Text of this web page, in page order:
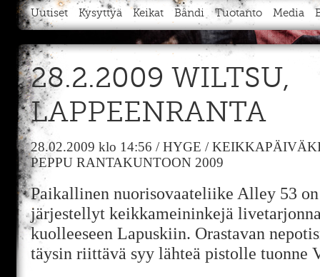
Uutiset Kysyttyä Keikat Bändi Tuotanto Media
28.2.2009 WILTSU,
LAPPEENRANTA
28.02.2009 klo 14:56 /HYGE /
PEPPU RANTAKUNTOON 2009
Paikallinen nuorisovaateliike Alley 53
järjestellyt keikkameininkejä
kuolleeseen Lapuskiin. Orastavan
täysin riittävä syy lähteä pistolle tuonne